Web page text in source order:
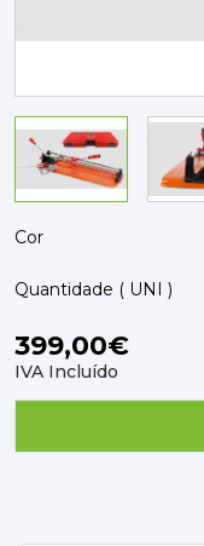
DYRUP
SKIL
Cor
Quantidade ( UNI )
399,00€
IVA Incluído